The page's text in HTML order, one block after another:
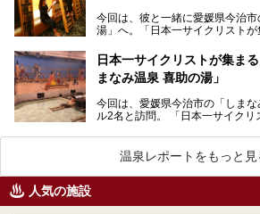
今回は、彼と一緒に愛媛県今治市の「
湯」へ。「日本一サイクリストが
日本一サイクリストが集ま
まなみ温泉 喜助の湯」
今回は、愛媛県今治市の「しま
ル2名と訪問。 「日本一サイクリ
温泉レポートをもっと見
人気の施設